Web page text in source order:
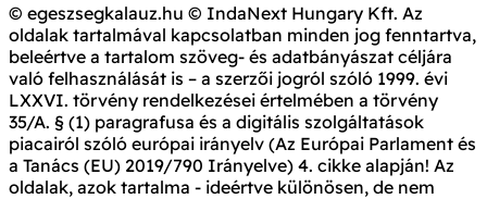
© egeszsegkalauz.hu © IndaNext Hungary Kft. Az
oldalak tartalmával kapcsolatban minden jog fenntartva,
beleértve a tartalom szöveg- és adatbányászat céljára
való felhasználását is – a szerzői jogról szóló 1999. évi
LXXVI. törvény rendelkezései értelmében a törvény
35/A. § (1) paragrafusa és a digitális szolgáltatások
piacairól szóló európai irányelv (Az Európai Parlament és
a Tanács (EU) 2019/790 Irányelve) 4. cikke alapján! Az
oldalak, azok tartalma - ideértve különösen, de nem